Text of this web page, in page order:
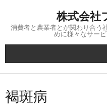
content
株式会社
消費者と農業者とが関わり合う
めに様々なサー
褐斑病